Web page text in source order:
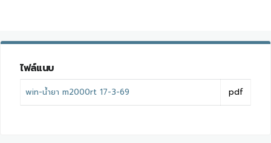
ไฟล์แนบ
win-น้ำยา m2000rt 17-3-69 pdf